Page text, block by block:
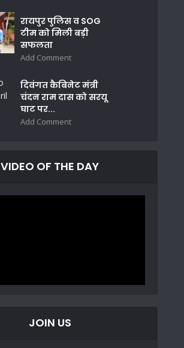
रायपुर पुलिस व SOG
टीम को मिली बड़ी
सफलता
Add Comment
दिवंगत कैबिनेट मंत्री
चंदन राम दास को सरयू
घाट पर...
Add Comment
VIDEO OF THE DAY
JOIN US